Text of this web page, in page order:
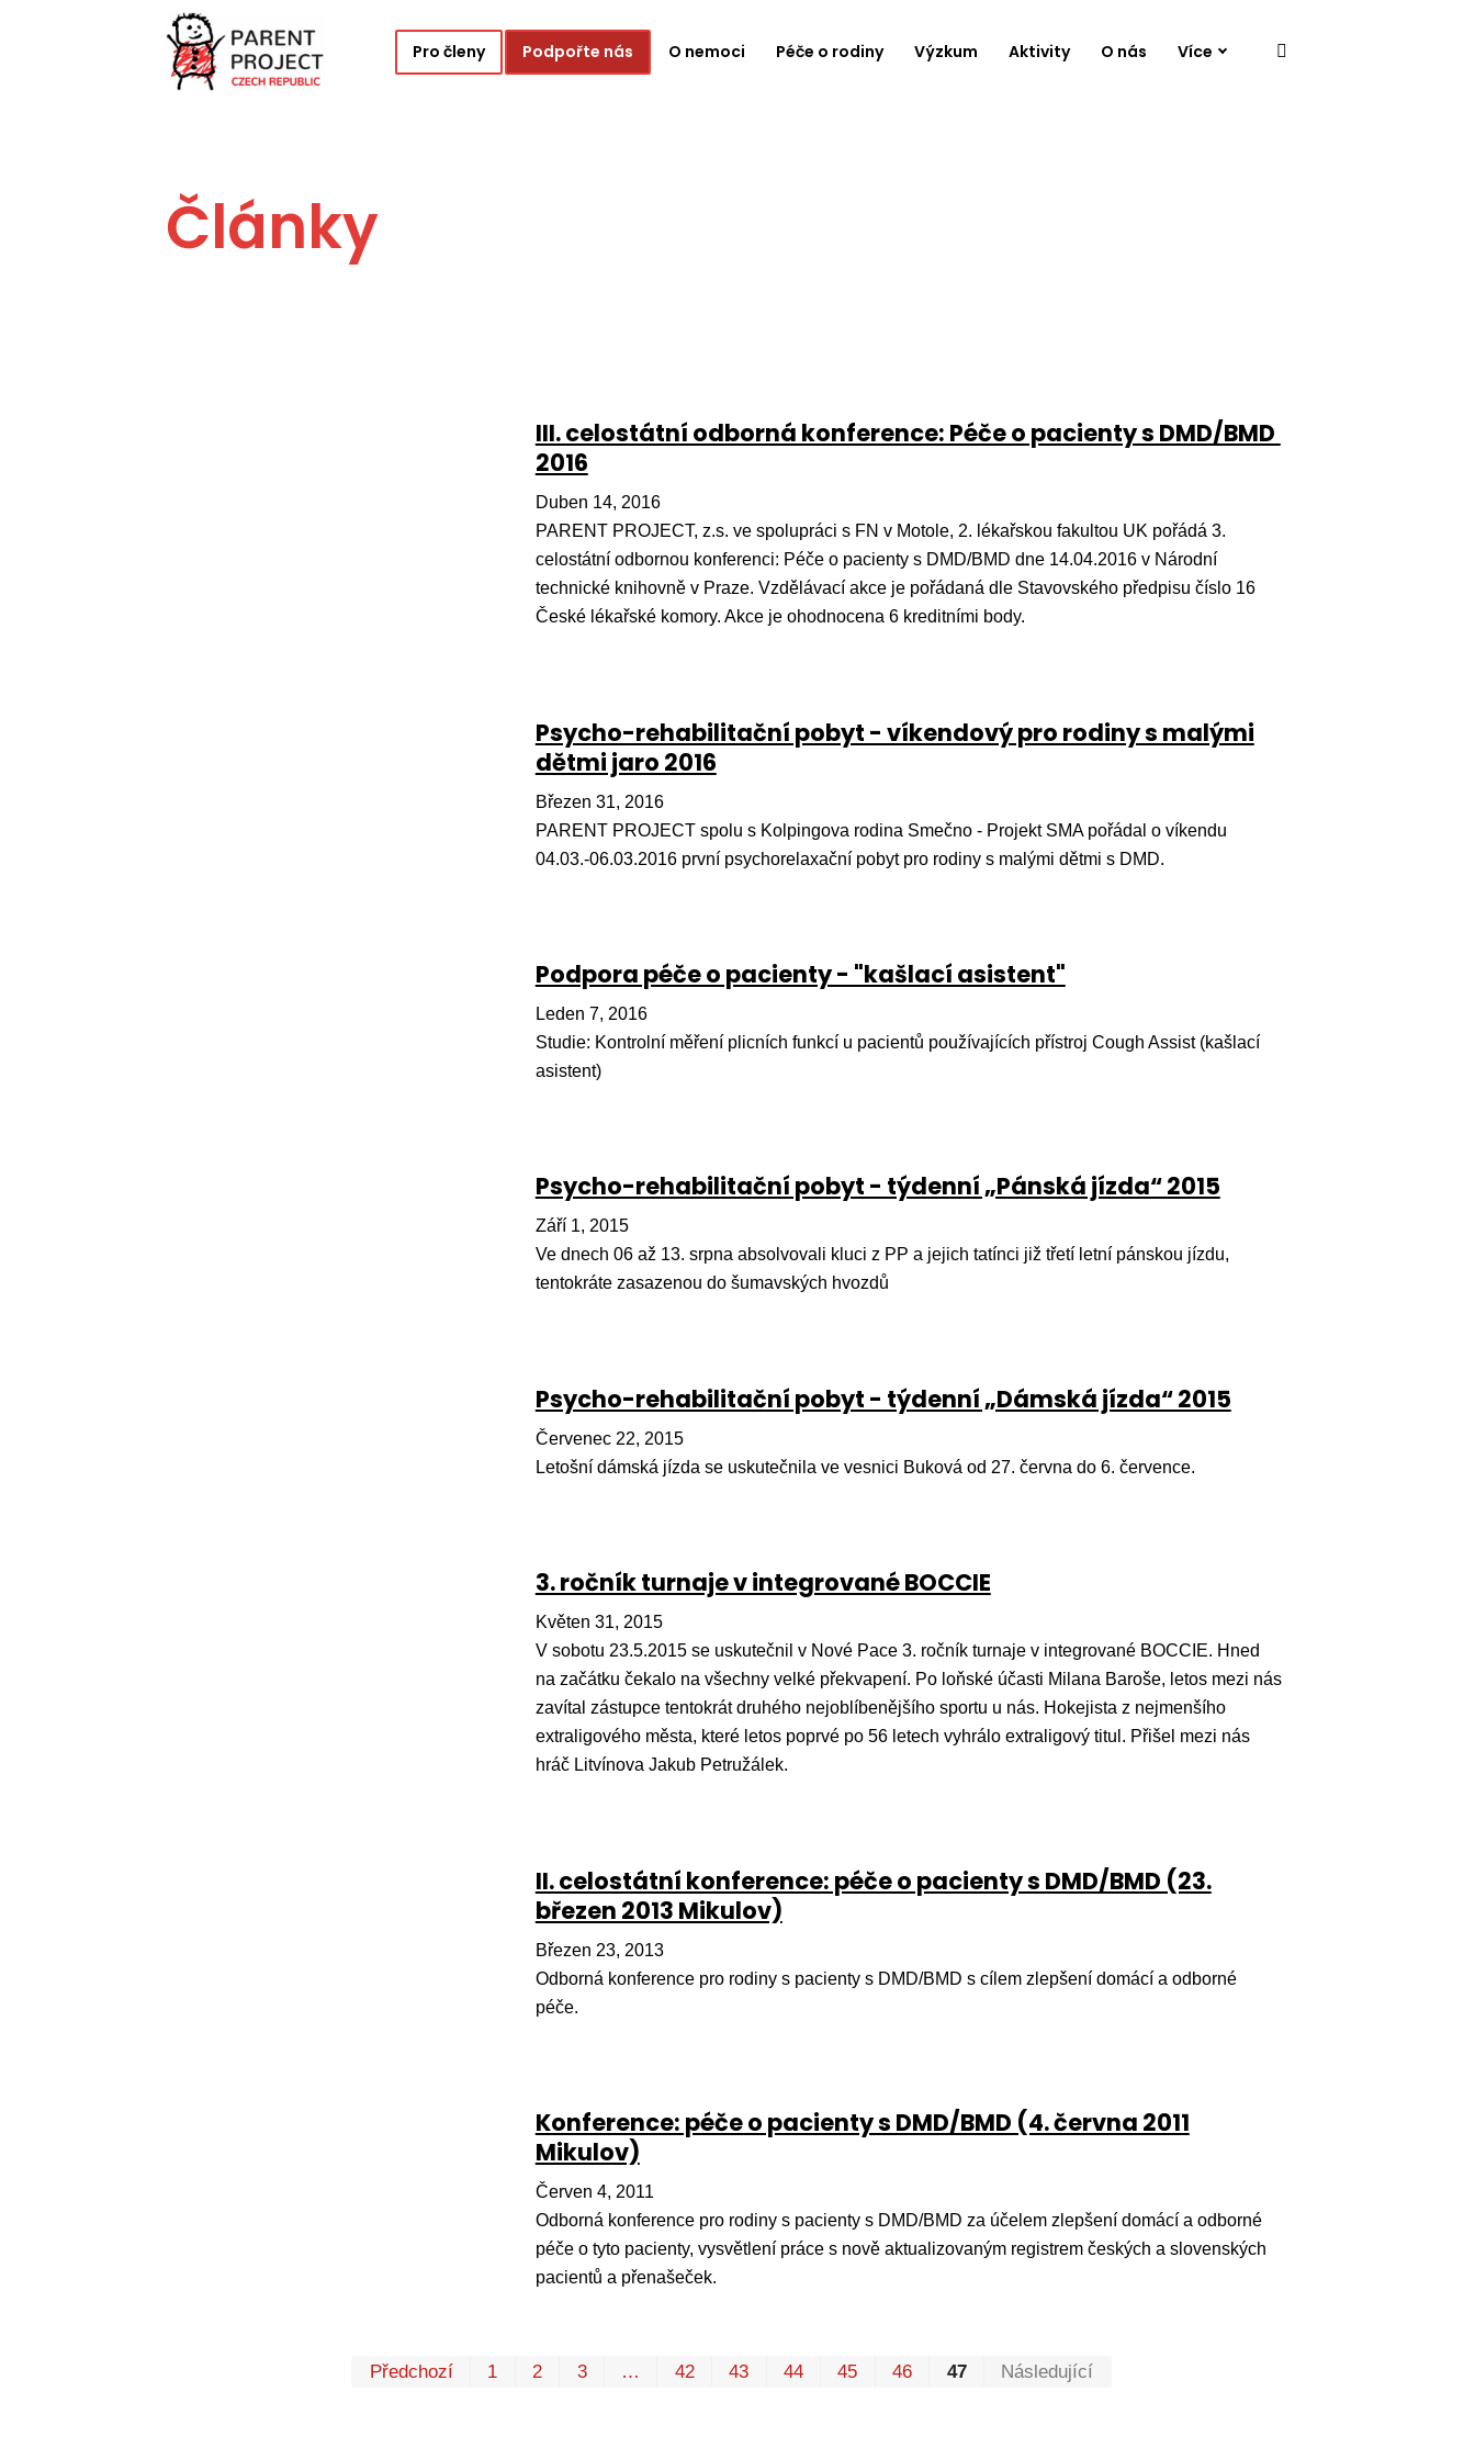
Pro členy Podpořte nás O nemoci Péče o rodiny Výzkum Aktivity O nás Více
Články
III. celostátní odborná konference: Péče o pacienty s DMD/BMD
2016
Duben 14, 2016
PARENT PROJECT, z.s. ve spolupráci s FN v Motole, 2. lékařskou fakultou UK pořádá 3.
celostátní odbornou konferenci: Péče o pacienty s DMD/BMD dne 14.04.2016 v Národní
technické knihovně v Praze. Vzdělávací akce je pořádaná dle Stavovského předpisu číslo 16
České lékařské komory. Akce je ohodnocena 6 kreditními body.
Psycho-rehabilitační pobyt - víkendový pro rodiny s malými
dětmi jaro 2016
Březen 31, 2016
PARENT PROJECT spolu s Kolpingova rodina Smečno - Projekt SMA pořádal o víkendu
04.03.-06.03.2016 první psychorelaxační pobyt pro rodiny s malými dětmi s DMD.
Podpora péče o pacienty - "kašlací asistent"
Leden 7, 2016
Studie: Kontrolní měření plicních funkcí u pacientů používajících přístroj Cough Assist (kašlací
asistent)
Psycho-rehabilitační pobyt - týdenní „Pánská jízda“ 2015
Září 1, 2015
Ve dnech 06 až 13. srpna absolvovali kluci z PP a jejich tatínci již třetí letní pánskou jízdu,
tentokráte zasazenou do šumavských hvozdů
Psycho-rehabilitační pobyt - týdenní „Dámská jízda“ 2015
Červenec 22, 2015
Letošní dámská jízda se uskutečnila ve vesnici Buková od 27. června do 6. července.
3. ročník turnaje v integrované BOCCIE
Květen 31, 2015
V sobotu 23.5.2015 se uskutečnil v Nové Pace 3. ročník turnaje v integrované BOCCIE. Hned
na začátku čekalo na všechny velké překvapení. Po loňské účasti Milana Baroše, letos mezi nás
zavítal zástupce tentokrát druhého nejoblíbenějšího sportu u nás. Hokejista z nejmenšího
extraligového města, které letos poprvé po 56 letech vyhrálo extraligový titul. Přišel mezi nás
hráč Litvínova Jakub Petružálek.
II. celostátní konference: péče o pacienty s DMD/BMD (23.
březen 2013 Mikulov)
Březen 23, 2013
Odborná konference pro rodiny s pacienty s DMD/BMD s cílem zlepšení domácí a odborné
péče.
Konference: péče o pacienty s DMD/BMD (4. června 2011
Mikulov)
Červen 4, 2011
Odborná konference pro rodiny s pacienty s DMD/BMD za účelem zlepšení domácí a odborné
péče o tyto pacienty, vysvětlení práce s nově aktualizovaným registrem českých a slovenských
pacientů a přenašeček.
Předchozí 1 2 3 … 42 43 44 45 46 47 Následující